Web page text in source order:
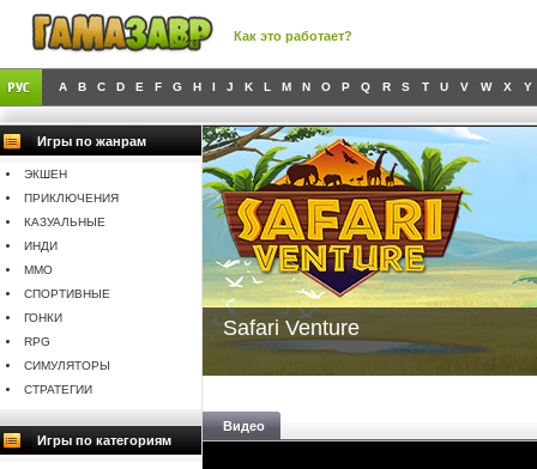
Как это работает?
A B C D E F G H I J K L M N O P Q R S T U V W X Y
Игры по жанрам
ЭКШЕН
ПРИКЛЮЧЕНИЯ
КАЗУАЛЬНЫЕ
ИНДИ
MMO
СПОРТИВНЫЕ
ГОНКИ
RPG
СИМУЛЯТОРЫ
СТРАТЕГИИ
Игры по категориям
Safari Venture
Видео